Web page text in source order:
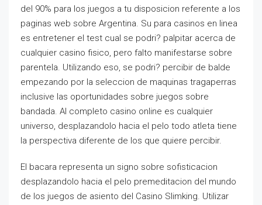
del 90% para los juegos a tu disposicion referente a los
paginas web sobre Argentina. Su para casinos en linea
es entretener el test cual se podri? palpitar acerca de
cualquier casino fisico, pero falto manifestarse sobre
parentela. Utilizando eso, se podri? percibir de balde
empezando por la seleccion de maquinas tragaperras
inclusive las oportunidades sobre juegos sobre
bandada. Al completo casino online es cualquier
universo, desplazandolo hacia el pelo todo atleta tiene
la perspectiva diferente de los que quiere percibir.
El bacara representa un signo sobre sofisticacion
desplazandolo hacia el pelo premeditacion del mundo
de los juegos de asiento del Casino Slimking. Utilizar